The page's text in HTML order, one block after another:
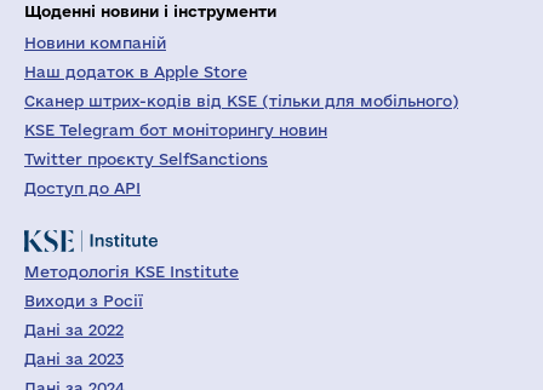
Щоденні новини і інструменти
Новини компаній
Наш додаток в Apple Store
Сканер штрих-кодів від KSE (тільки для мобільного)
KSE Telegram бот моніторингу новин
Twitter проєкту SelfSanctions
Доступ до API
Методологія KSE Institute
Виходи з Росії
Дані за 2022
Дані за 2023